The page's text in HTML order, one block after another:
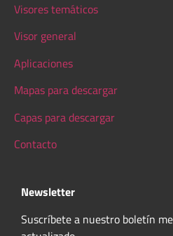
Visores temáticos
Visor general
Aplicaciones
Mapas para descargar
Capas para descargar
Contacto
Newsletter
Suscríbete a nuestro boletín